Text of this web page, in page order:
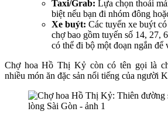
Taxi/Grab: Lựa chọn thoải
biệt nếu bạn đi nhóm đông
Xe buýt: Các tuyến xe buýt
chợ bao gồm tuyến số 14, 27,
có thể đi bộ một đoạn ngắn để
Chợ hoa Hồ Thị Kỷ còn có tên gọi là
nhiều món ăn đặc sản nổi tiếng của người